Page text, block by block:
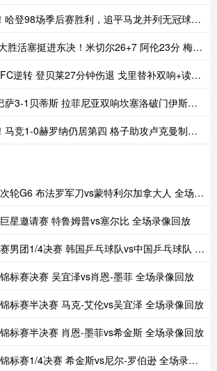
98场季后赛胜利，追平马龙并列无冠球员历史第一
挺进东决！米切尔26+7 阿伦23分 梅里尔23分 詹金斯17分
逆转 登贝莱27分钟伤退 戈里替补双响+读秒绝杀
3-1贝蒂斯 拉菲尼亚双响坎塞洛破门伊斯科点射
竞1-0赫罗纳仍居第四 格子助攻卢克曼制胜球
G6 布法罗军刀vs蒙特利尔加拿大人 全场录像回放
星邀请赛 特鲁姆普vs塞尔比 全场录像回放
1/4决赛 韩国乒乓球队vs中国乒乓球队 全场录像回放
标赛决赛 吴宜泽vs肖恩-墨菲 全场录像回放
标赛半决赛 马克-艾伦vs吴宜泽 全场录像回放
标赛半决赛 肖恩-墨菲vs希金斯 全场录像回放
赛1/4决赛 希金斯vs尼尔-罗伯逊 全场录像回放